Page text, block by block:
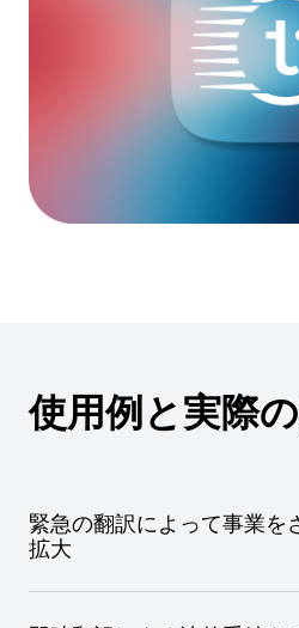
使用例と実際
緊急の翻訳によって事業を
拡大